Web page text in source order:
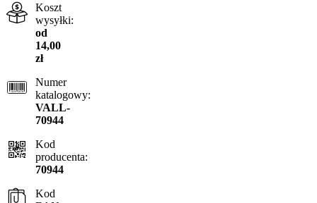
Koszt
wysyłki:
od
14,00
zł
Numer
katalogowy:
VALL-
70944
Kod
producenta:
70944
Kod